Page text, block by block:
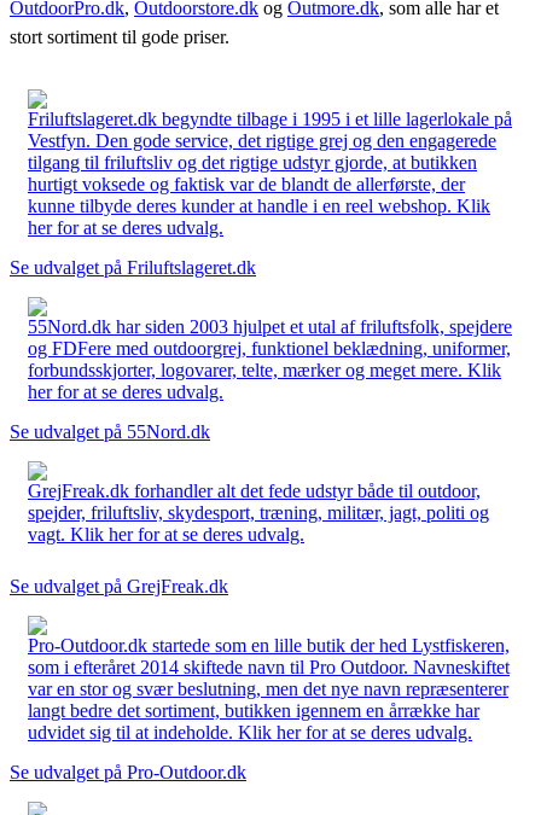
OutdoorPro.dk, Outdoorstore.dk og Outmore.dk, som alle har et
stort sortiment til gode priser.
Friluftslageret.dk begyndte tilbage i 1995 i et lille lagerlokale på
Vestfyn. Den gode service, det rigtige grej og den engagerede
tilgang til friluftsliv og det rigtige udstyr gjorde, at butikken
hurtigt voksede og faktisk var de blandt de allerførste, der
kunne tilbyde deres kunder at handle i en reel webshop. Klik
her for at se deres udvalg.
Se udvalget på Friluftslageret.dk
55Nord.dk har siden 2003 hjulpet et utal af friluftsfolk, spejdere
og FDFere med outdoorgrej, funktionel beklædning, uniformer,
forbundsskjorter, logovarer, telte, mærker og meget mere. Klik
her for at se deres udvalg.
Se udvalget på 55Nord.dk
GrejFreak.dk forhandler alt det fede udstyr både til outdoor,
spejder, friluftsliv, skydesport, træning, militær, jagt, politi og
vagt. Klik her for at se deres udvalg.
Se udvalget på GrejFreak.dk
Pro-Outdoor.dk startede som en lille butik der hed Lystfiskeren,
som i efteråret 2014 skiftede navn til Pro Outdoor. Navneskiftet
var en stor og svær beslutning, men det nye navn repræsenterer
langt bedre det sortiment, butikken igennem en årrække har
udvidet sig til at indeholde. Klik her for at se deres udvalg.
Se udvalget på Pro-Outdoor.dk